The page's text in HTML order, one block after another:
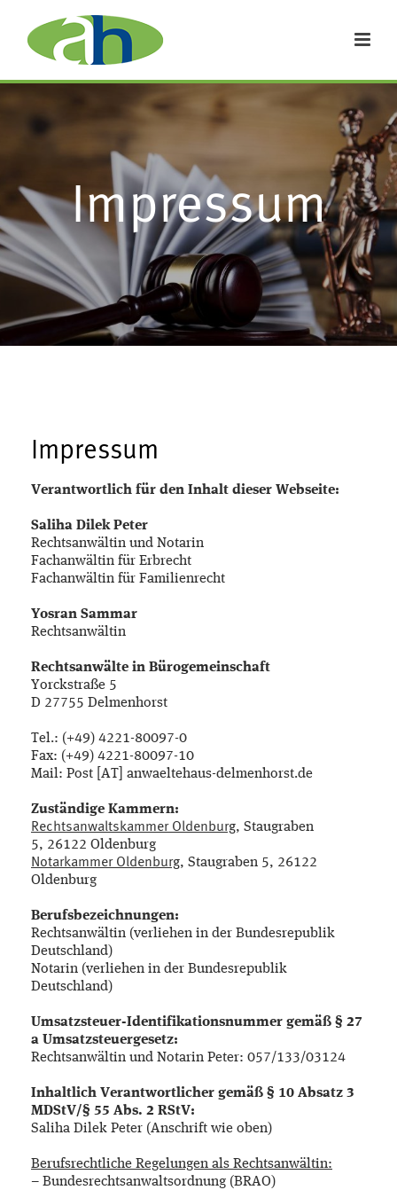
Impressum
Impressum
Verantwortlich für den Inhalt dieser Webseite:
Saliha Dilek Peter
Rechtsanwältin und Notarin
Fachanwältin für Erbrecht
Fachanwältin für Familienrecht
Yosran Sammar
Rechtsanwältin
Rechtsanwälte in Bürogemeinschaft
Yorckstraße 5
D 27755 Delmenhorst
Tel.: (+49) 4221-80097-0
Fax: (+49) 4221-80097-10
Mail: Post [AT] anwaeltehaus-delmenhorst.de
Zuständige Kammern:
Rechtsanwaltskammer Oldenburg, Staugraben
5, 26122 Oldenburg
Notarkammer Oldenburg, Staugraben 5, 26122
Oldenburg
Berufsbezeichnungen:
Rechtsanwältin (verliehen in der Bundesrepublik
Deutschland)
Notarin (verliehen in der Bundesrepublik
Deutschland)
Umsatzsteuer-Identifikationsnummer gemäß § 27
a Umsatzsteuergesetz:
Rechtsanwältin und Notarin Peter: 057/133/03124
Inhaltlich Verantwortlicher gemäß § 10 Absatz 3
MDStV/§ 55 Abs. 2 RStV:
Saliha Dilek Peter (Anschrift wie oben)
Berufsrechtliche Regelungen als Rechtsanwältin:
– Bundesrechtsanwaltsordnung (BRAO)